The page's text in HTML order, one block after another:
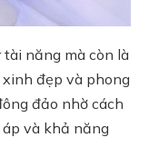
năng mà còn là
đẹp và phong
đảo nhờ cách
và khả năng